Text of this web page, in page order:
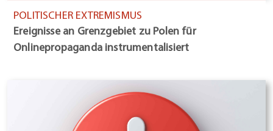
POLITISCHER EXTREMISMUS
Ereignisse an Grenzgebiet zu Polen für
Onlinepropaganda instrumentalisiert